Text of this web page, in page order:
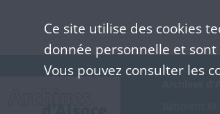
Bâtiment
Ce site utilise des cookies
donnée personnelle et
Vous pouvez consulter les